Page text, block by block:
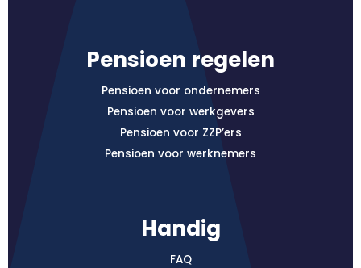
Pensioen regelen
Pensioen voor ondernemers
Pensioen voor werkgevers
Pensioen voor ZZP’ers
Pensioen voor werknemers
Handig
FAQ